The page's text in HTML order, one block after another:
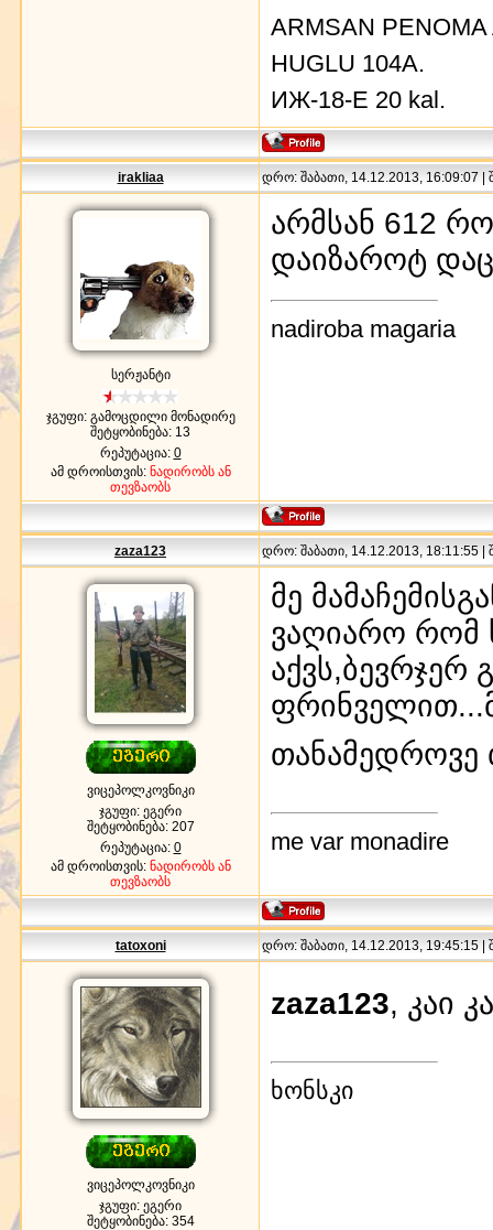
ARMSAN
HUGLU 104A.
ИЖ-18-Е 20 kal.
irakliaa დრო: შაბათი, 14.12.2013, 16:09:07 |
სერჟანტი
ჯგუფი: გამოცდილი მონადირე
შეტყობინება: 13
რეპუტაცია: 0
ამ დროისთვის: ნადირობს ან
თევზაობს
არმსან 612
დაიზაროტ
nadiroba magaria
zaza123 დრო: შაბათი, 14.12.2013, 18:11:55 |
ვიცეპოლკოვნიკი
ჯგუფი: ეგერი
შეტყობინება: 207
რეპუტაცია: 0
ამ დროისთვის: ნადირობს ან
თევზაობს
მე
ვაღიარო რომ
აქვს,ბევრჯერ
თანამედროვე
me var monadire
tatoxoni დრო: შაბათი, 14.12.2013, 19:45:15 |
ვიცეპოლკოვნიკი
ჯგუფი: ეგერი
შეტყობინება: 354
zaza123, კაი
ხონსკი